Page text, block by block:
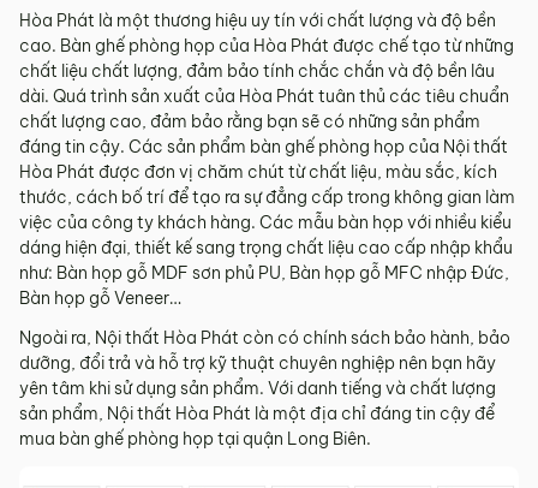
Hòa Phát là một thương hiệu uy tín với chất lượng và độ bền
cao. Bàn ghế phòng họp của Hòa Phát được chế tạo từ những
chất liệu chất lượng, đảm bảo tính chắc chắn và độ bền lâu
dài. Quá trình sản xuất của Hòa Phát tuân thủ các tiêu chuẩn
chất lượng cao, đảm bảo rằng bạn sẽ có những sản phẩm
đáng tin cậy. Các sản phẩm bàn ghế phòng họp của Nội thất
Hòa Phát được đơn vị chăm chút từ chất liệu, màu sắc, kích
thước, cách bố trí để tạo ra sự đẳng cấp trong không gian làm
việc của công ty khách hàng. Các mẫu bàn họp với nhiều kiểu
dáng hiện đại, thiết kế sang trọng chất liệu cao cấp nhập khẩu
như: Bàn họp gỗ MDF sơn phủ PU, Bàn họp gỗ MFC nhập Đức,
Bàn họp gỗ Veneer…
Ngoài ra, Nội thất Hòa Phát còn có chính sách bảo hành, bảo
dưỡng, đổi trả và hỗ trợ kỹ thuật chuyên nghiệp nên bạn hãy
yên tâm khi sử dụng sản phẩm. Với danh tiếng và chất lượng
sản phẩm, Nội thất Hòa Phát là một địa chỉ đáng tin cậy để
mua bàn ghế phòng họp tại quận Long Biên.